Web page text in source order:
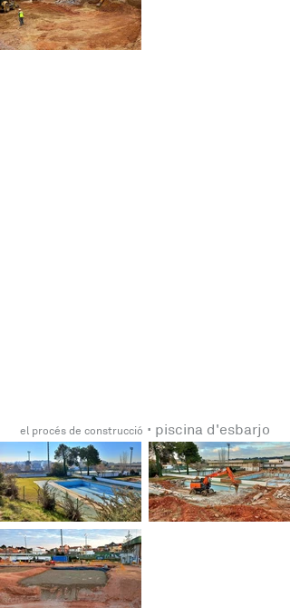
el procés de construcció · piscina d'esbarjo